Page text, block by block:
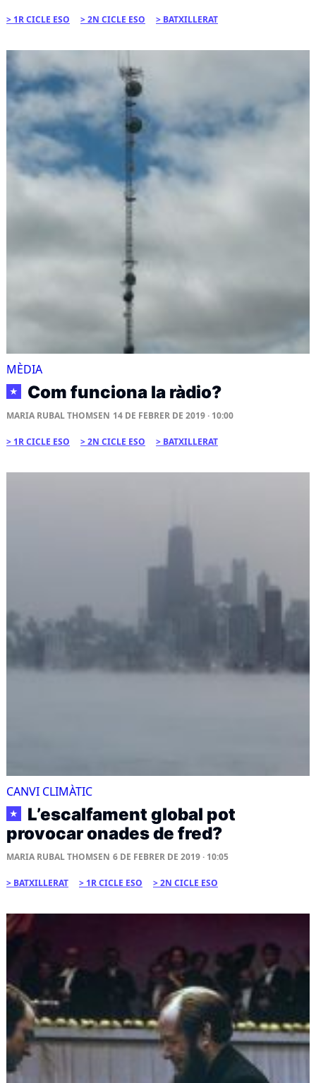
1R CICLE ESO 2N CICLE ESO BATXILLERAT
MÈDIA
★ Com funciona la ràdio?
MARIA RUBAL THOMSEN 14 DE FEBRER DE 2019 · 10:00
1R CICLE ESO 2N CICLE ESO BATXILLERAT
CANVI CLIMÀTIC
★
L’escalfament global pot
provocar onades de fred?
MARIA RUBAL THOMSEN 6 DE FEBRER DE 2019 · 10:05
BATXILLERAT 1R CICLE ESO 2N CICLE ESO